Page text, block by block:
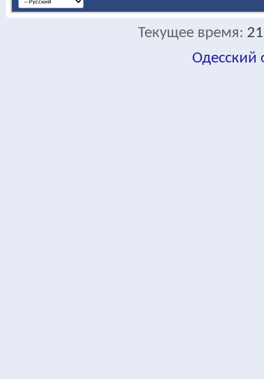
Текущее время:
Одесский